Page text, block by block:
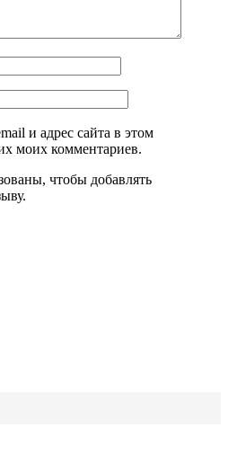
и адрес сайта в этом
моих комментариев.
чтобы добавлять